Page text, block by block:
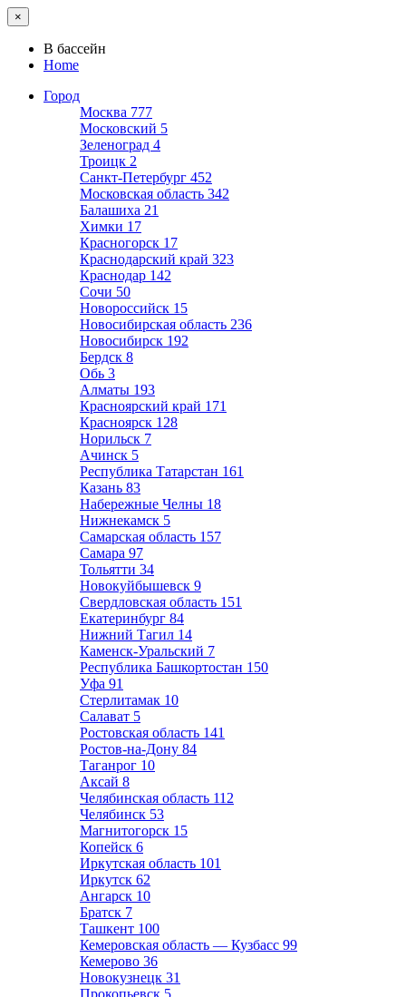
×
В бассейн
Home
Город
Москва 777
Московский 5
Зеленоград 4
Троицк 2
Санкт-Петербург 452
Московская область 342
Балашиха 21
Химки 17
Красногорск 17
Краснодарский край 323
Краснодар 142
Сочи 50
Новороссийск 15
Новосибирская область 236
Новосибирск 192
Бердск 8
Обь 3
Алматы 193
Красноярский край 171
Красноярск 128
Норильск 7
Ачинск 5
Республика Татарстан 161
Казань 83
Набережные Челны 18
Нижнекамск 5
Самарская область 157
Самара 97
Тольятти 34
Новокуйбышевск 9
Свердловская область 151
Екатеринбург 84
Нижний Тагил 14
Каменск-Уральский 7
Республика Башкортостан 150
Уфа 91
Стерлитамак 10
Салават 5
Ростовская область 141
Ростов-на-Дону 84
Таганрог 10
Аксай 8
Челябинская область 112
Челябинск 53
Магнитогорск 15
Копейск 6
Иркутская область 101
Иркутск 62
Ангарск 10
Братск 7
Ташкент 100
Кемеровская область — Кузбасс 99
Кемерово 36
Новокузнецк 31
Прокопьевск 5